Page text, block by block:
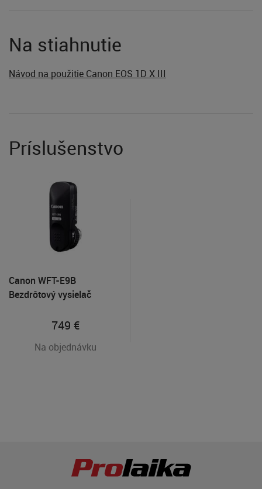
Na stiahnutie
Návod na použitie Canon EOS 1D X III
Príslušenstvo
Canon WFT-E9B
Bezdrôtový vysielač
749 €
Na objednávku